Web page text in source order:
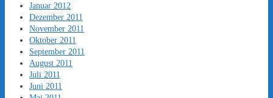
Januar 2012
Dezember 2011
November 2011
Oktober 2011
September 2011
August 2011
Juli 2011
Juni 2011